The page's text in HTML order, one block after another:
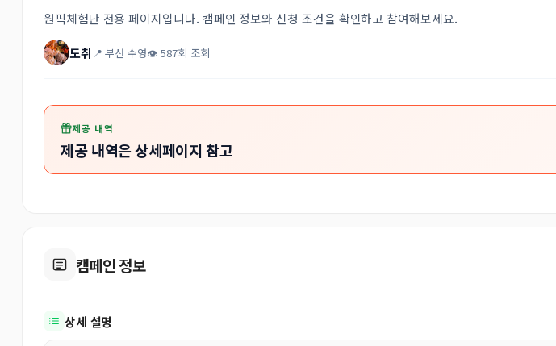
원픽체험단 전용 페이지입니다. 캠페인 정보와 신청 조건을 확인하고 참여해보세요.
도취 📍 부산 수영👁 587회 조회
제공 내역
제공 내역은 상세페이지 참고
캠페인 정보
상세 설명